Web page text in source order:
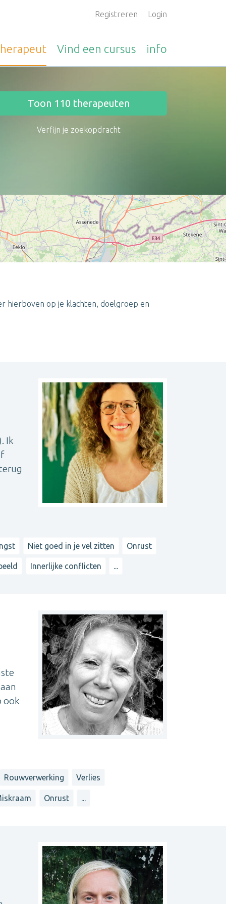
Registreren Login
Vind een cursus info
Toon 110 therapeuten
Verfijn je zoekopdracht
hierboven op je klachten, doelgroep en
Ik
Niet goed in je vel zitten Onrust
Innerlijke conflicten ...
ook
Rouwverwerking Verlies
Onrust